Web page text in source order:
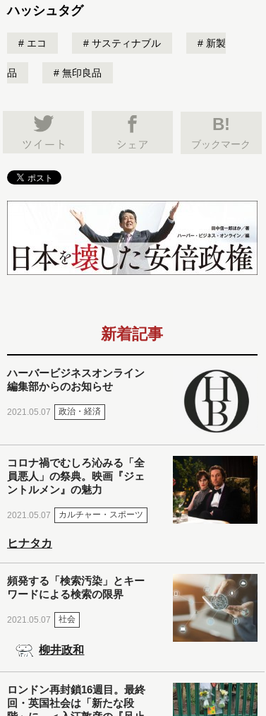
ハッシュタグ
エコ サスティナブル 新製
品 無印良品
B!
ブックマーク
新着記事
ハーバービジネスオンライン
編集部からのお知らせ
2021.05.07 政治・経済
コロナ禍でむしろ沁みる「全
員悪人」の祭典。映画『ジェ
ントルメン』の魅力
2021.05.07 カルチャー・スポーツ
ヒナタカ
頻発する「検索汚染」とキー
ワードによる検索の限界
2021.05.07 社会
柳井政和
ロンドン再封鎖16週目。最終
回・英国社会は「新たな段